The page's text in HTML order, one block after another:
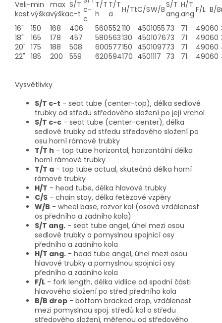
Veli-
kost
min
výška
max
výška
S/T
c-t c-
c
T/T
h
T/T
a
H/TtC/SW/BS/T
ang.
H/T
ang.F/L B/B
16"
150 168 406 560552110 4501055 73 71 49060
18"
165 178 457 580563130 450107673 71 49060
20" 175 188 508 600577150 450109773 71 49060
22" 185 200 559 620594170 4501117 73 71 49060
Vysvětlivky
S/T c-t - seat tube (center-top), délka sedlové
trubky od středu středového složení po její vrchol
S/T c-c - seat tube (center-center), délka
sedlové trubky od středu středového složení po
osu horní rámové trubky
T/T h - top tube horizontal, horizontální délka
horní rámové trubky
T/T a - top tube actual, skutečná délka horní
rámové trubky
H/T - head tube, délka hlavové trubky
C/S - chain stay, délka řetězové vzpěry
W/B - wheel base, rozvor kol (osová vzdálenost
os předního a zadního kola)
S/T ang. - seat tube angel, úhel mezi osou
sedlové trubky a pomyslnou spojnicí osy
předního a zadního kola
H/T ang. - head tube angel, úhel mezi osou
hlavové trubky a pomyslnou spojnicí osy
předního a zadního kola
F/L - fork length, délka vidlice od spodní části
hlavového složení po střed předního kola
B/B drop - bottom bracked drop, vzdálenost
mezi pomyslnou spoj. středů kol a středu
středového složení, měřenou od středového